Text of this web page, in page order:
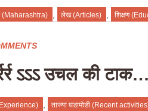
(Maharashtra) लेख (Articles) शिक्षण
ऽऽऽ उचल की टाक…
ताज्या घडामोडी (Recent